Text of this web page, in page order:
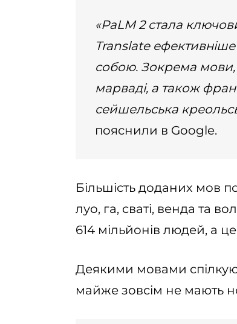
«PaLM 2 стала
Translate ефективніше
собою. Зокрема мови,
марваді, а також
сейшельська
пояснили в Google.
Більшість доданих мов
луо, га, сваті, венда та
614 мільйонів людей, а
Деякими мовами
майже зовсім не мають